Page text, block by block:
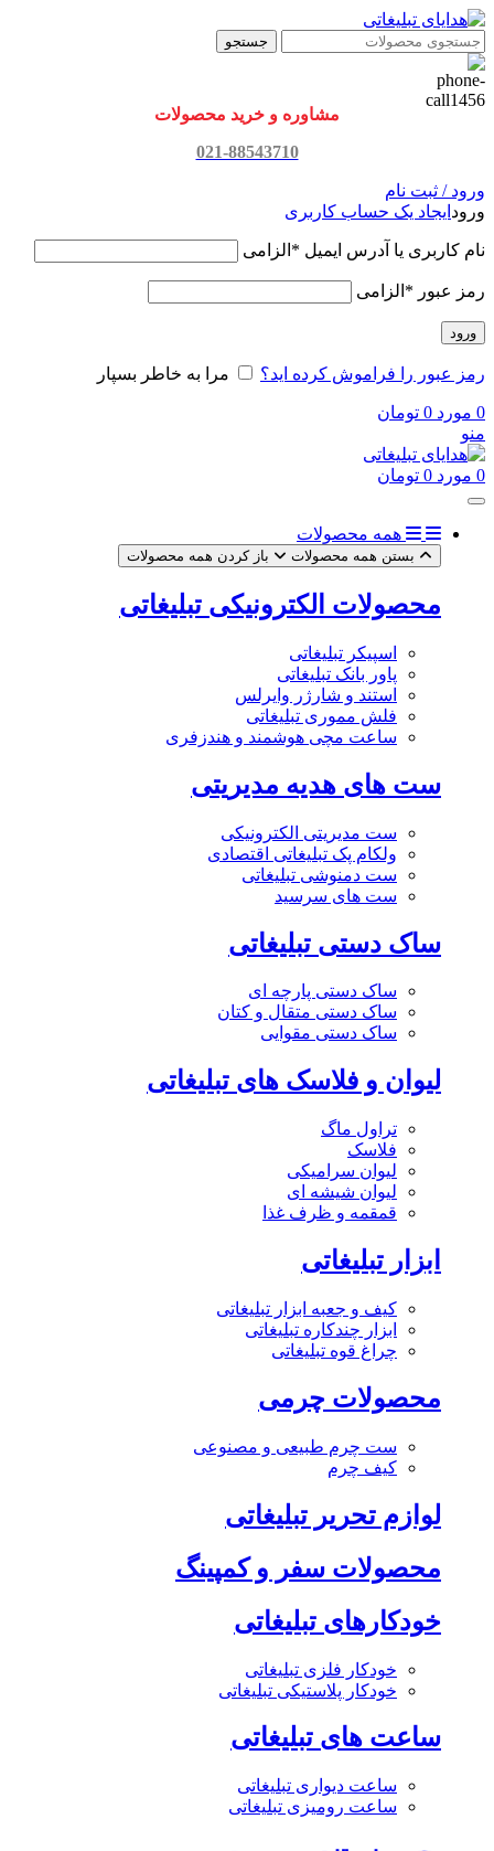
جستجو
مشاوره و خرید محصولات
021-88543710
ورود / ثبت نام
ورود ایجاد یک حساب کاربری
نام کاربری یا آدرس ایمیل * الزامی
رمز عبور * الزامی
ورود
رمز عبور را فراموش کرده اید؟ مرا به خاطر بسپار
0 مورد 0 تومان
منو
0 مورد 0 تومان
همه محصولات
بستن همه محصولات باز کردن همه محصولات
محصولات الکترونیکی تبلیغاتی
اسپیکر تبلیغاتی
پاور بانک تبلیغاتی
استند و شارژر وایرلس
فلش مموری تبلیغاتی
ساعت مچی هوشمند و هندزفری
ست های هدیه مدیریتی
ست مدیریتی الکترونیکی
ولکام پک تبلیغاتی اقتصادی
ست دمنوشی تبلیغاتی
ست های سرسید
ساک دستی تبلیغاتی
ساک دستی پارچه ای
ساک دستی متقال و کتان
ساک دستی مقوایی
لیوان و فلاسک های تبلیغاتی
تراول ماگ
فلاسک
لیوان سرامیکی
لیوان شیشه ای
قمقمه و ظرف غذا
ابزار تبلیغاتی
کیف و جعبه ابزار تبلیغاتی
ابزار چندکاره تبلیغاتی
چراغ قوه تبلیغاتی
محصولات چرمی
ست چرم طبیعی و مصنوعی
کیف چرم
لوازم تحریر تبلیغاتی
محصولات سفر و کمپینگ
خودکارهای تبلیغاتی
خودکار فلزی تبلیغاتی
خودکار پلاستیکی تبلیغاتی
ساعت های تبلیغاتی
ساعت دیواری تبلیغاتی
ساعت رومیزی تبلیغاتی